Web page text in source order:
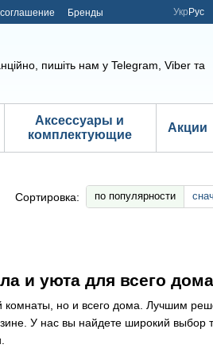
Бренды Укр Рус
пишіть нам у Telegram, Viber та
Аксессуары и
комплектующие
Акции
Сортировка: по популярности
и уюта для всего дома
но и всего дома. Лучшим
У нас вы найдете широкий выбор